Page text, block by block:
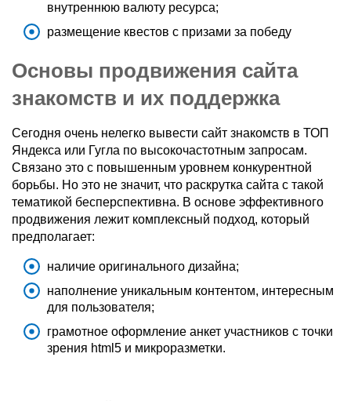
внутреннюю валюту ресурса;
размещение квестов с призами за победу
Основы продвижения сайта
знакомств и их поддержка
Сегодня очень нелегко вывести сайт знакомств в ТОП
Яндекса или Гугла по высокочастотным запросам.
Связано это с повышенным уровнем конкурентной
борьбы. Но это не значит, что раскрутка сайта с такой
тематикой бесперспективна. В основе эффективного
продвижения лежит комплексный подход, который
предполагает:
наличие оригинального дизайна;
наполнение уникальным контентом, интересным
для пользователя;
грамотное оформление анкет участников с точки
зрения html5 и микроразметки.